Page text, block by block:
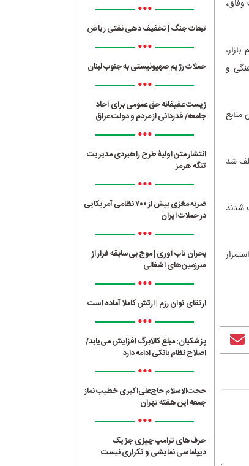
و
منابع
شد
شدند
•••
تبعات جنگ | تخفیف دهی نفتی ریاض
•••
حملات رژیم صهیونیستی به جنوب لبنان
•••
زیست عفیفانه حق عمومی برای آحاد
جامعه/ قدردانی از مردم و دولت عراق
•••
انتشار متن اولیۀ طرح راهبردی مدیریت
تنگه هرمز
•••
ضربه مغزی بیش از ۷۰۰ نظامی آمریکایی
در حملات ایران
•••
بحران تاب آوری | موج بی‌سابقه فرار از
سرزمین‌های اشغالی
•••
ارتقای توان رزم | ارتش کاملا آماده است
•••
پزشکیان: مبلغ کالابرگ افزایش می‌یابد/
اصلاح نظام بانکی ادامه دارد
•••
حجت‌الاسلام حاج‌علی‌اکبری خطیب نماز
جمعه این هفته تهران
•••
حرف‌های ترامپ چیزی جز یک
دیپلماسی نمایشی و تکراری نیست